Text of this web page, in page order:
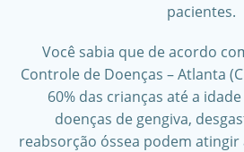
pacientes.
Você sabia que de acordo
Controle de Doenças – Atlanta
60% das crianças até a idade
doenças de gengiva,
reabsorção óssea podem atingir